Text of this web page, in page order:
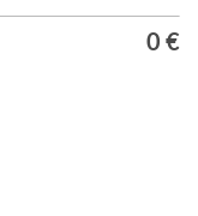
0 €